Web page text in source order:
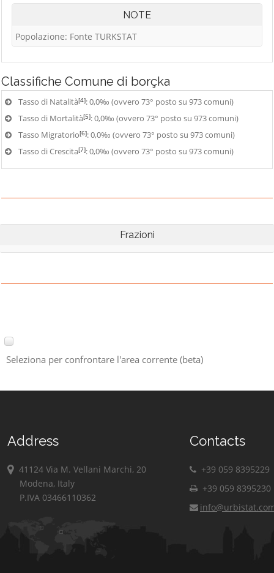
NOTE
Popolazione: Fonte TURKSTAT
Classifiche Comune di borçka
Tasso di Natalità[4]: 0,0‰ (ovvero 73° posto su 973 comuni)
Tasso di Mortalità[5]: 0,0‰ (ovvero 73° posto su 973 comuni)
Tasso Migratorio[6]: 0,0‰ (ovvero 73° posto su 973 comuni)
Tasso di Crescita[7]: 0,0‰ (ovvero 73° posto su 973 comuni)
Frazioni
Seleziona per confrontare l'area corrente (beta)
Address
41124 Via M. Vellani Marchi, 20
Modena, Italy
P.IVA 03466110362
Contacts
+39 059 8395229
+39 059 8395230